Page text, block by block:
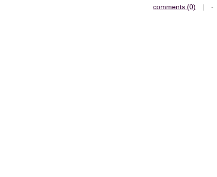
comments (0) | -